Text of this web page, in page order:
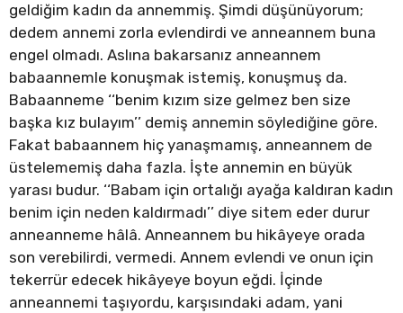
geldiğim kadın da annemmiş. Şimdi düşünüyorum;
dedem annemi zorla evlendirdi ve anneannem buna
engel olmadı. Aslına bakarsanız anneannem
babaannemle konuşmak istemiş, konuşmuş da.
Babaanneme ‘‘benim kızım size gelmez ben size
başka kız bulayım’’ demiş annemin söylediğine göre.
Fakat babaannem hiç yanaşmamış, anneannem de
üstelememiş daha fazla. İşte annemin en büyük
yarası budur. ‘‘Babam için ortalığı ayağa kaldıran kadın
benim için neden kaldırmadı’’ diye sitem eder durur
anneanneme hâlâ. Anneannem bu hikâyeye orada
son verebilirdi, vermedi. Annem evlendi ve onun için
tekerrür edecek hikâyeye boyun eğdi. İçinde
anneannemi taşıyordu, karşısındaki adam, yani